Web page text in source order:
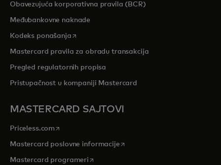
Obavezujuća korporativna pravila (BCR)
Međubankovne naknade
Kodeks ponašanjaopens in a new tab
Mastercard pravila za obradu transakcija
Pregled regulatornih propisa
Pristupačnost u kompaniji Mastercard
MASTERCARD SAJTOVI
Priceless.com opens in a new tab
Mastercard poslovne informacijeopens in a new tab
Mastercard programeri opens in a new tab